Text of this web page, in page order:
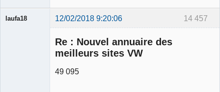
14 457
laufa18 12/02/2018 9:20:06
Re : Nouvel annuaire des
meilleurs sites VW
49 095